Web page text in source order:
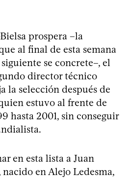
prospera –la
al final de esta semana
se concrete–, el
director técnico
la selección después de
estuvo al frente de
hasta 2001, sin conseguir
en esta lista a Juan
en Alejo Ledesma,